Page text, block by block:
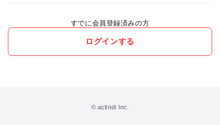
すでに会員登録済みの方
ログインする
© actindi Inc.